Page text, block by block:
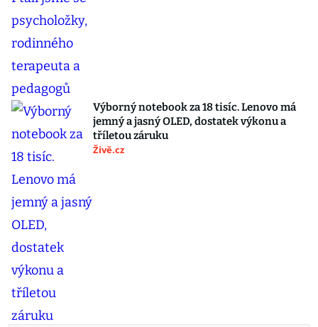
Výborný notebook za 18 tisíc. Lenovo má
jemný a jasný OLED, dostatek výkonu a
tříletou záruku
Živě.cz